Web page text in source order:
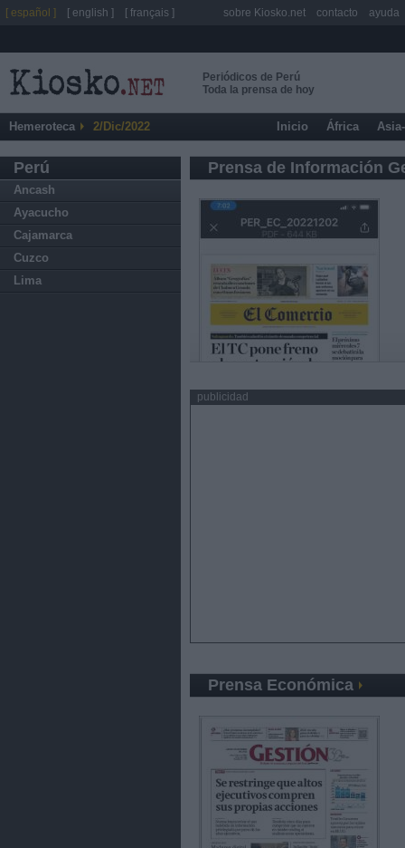
Periódicos de Perú
Toda la prensa de hoy
Hemeroteca 2/Dic/2022 Inicio África
Perú
Ancash
Ayacucho
Cajamarca
Cuzco
Lima
Prensa de Información
publicidad
Prensa Económica
[ español ] [ english ] [ français ] sobre Kiosko.net contacto ayuda